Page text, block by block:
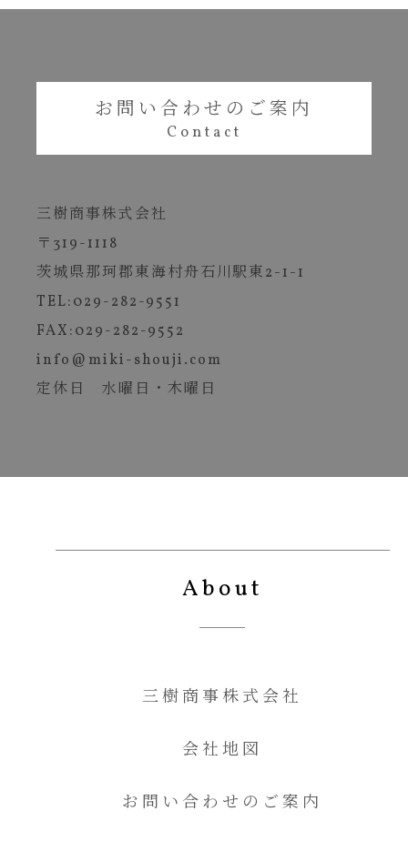
お問い合わせのご案内
三樹商事株式会社
〒319-1118
茨城県那珂郡東海村舟石川駅東2-1-1
TEL:029-282-9551
FAX:029-282-9552
info@miki-shouji.com
定休日 水曜日・木曜日
About
三樹商事株式会社
会社地図
お問い合わせのご案内